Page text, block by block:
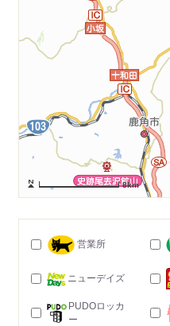
8km
営業所
ニューデイズ
PUDOロッカ
ー